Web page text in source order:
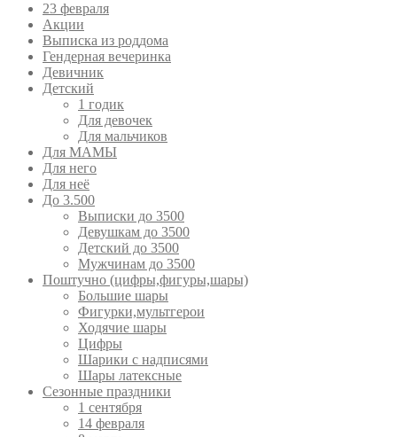
23 февраля
Акции
Выписка из роддома
Гендерная вечеринка
Девичник
Детский
1 годик
Для девочек
Для мальчиков
Для МАМЫ
Для него
Для неё
До 3.500
Выписки до 3500
Девушкам до 3500
Детский до 3500
Мужчинам до 3500
Поштучно (цифры,фигуры,шары)
Большие шары
Фигурки,мультгерои
Ходячие шары
Цифры
Шарики с надписями
Шары латексные
Сезонные праздники
1 сентября
14 февраля